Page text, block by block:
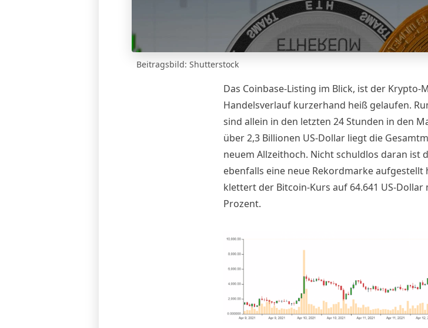
Beitragsbild: Shutterstock
Das Coinbase-Listing im Blick, ist der
Handelsverlauf kurzerhand heiß gelaufen.
sind allein in den letzten 24 Stunden in den
über 2,3 Billionen US-Dollar liegt die
neuem Allzeithoch. Nicht schuldlos daran ist
ebenfalls eine neue Rekordmarke aufgestellt
klettert der Bitcoin-Kurs auf 64.641 US-
Prozent.